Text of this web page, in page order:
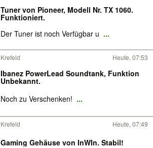
Tuner von Pioneer, Modell Nr. TX 1060.
Funktioniert.
Der Tuner ist noch Verfügbar u ...
Krefeld Heute, 07:53
Ibanez PowerLead Soundtank, Funktion
Unbekannt.
Noch zu Verschenken! ...
Krefeld Heute, 07:49
Gaming Gehäuse von InWIn. Stabil!